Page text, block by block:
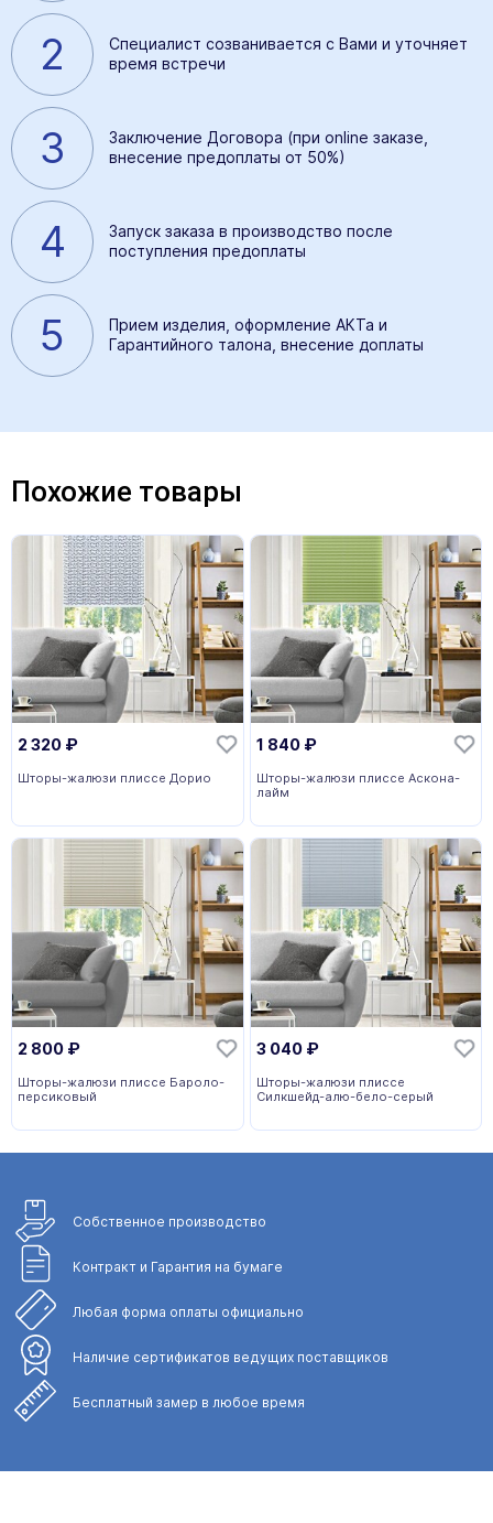
2
Специалист созванивается с Вами и уточняет
время встречи
3
Заключение Договора (при online заказе,
внесение предоплаты от 50%)
4
Запуск заказа в производство после
поступления предоплаты
5
Прием изделия, оформление АКТа и
Гарантийного талона, внесение доплаты
Похожие товары
2 320 ₽
Шторы-жалюзи плиссе Дорио
1 840 ₽
Шторы-жалюзи плиссе Аскона-
лайм
2 800 ₽
Шторы-жалюзи плиссе Бароло-
персиковый
3 040 ₽
Шторы-жалюзи плиссе
Силкшейд-алю-бело-серый
Собственное производство
Контракт и Гарантия на бумаге
Любая форма оплаты официально
Наличие сертификатов ведущих поставщиков
Бесплатный замер в любое время